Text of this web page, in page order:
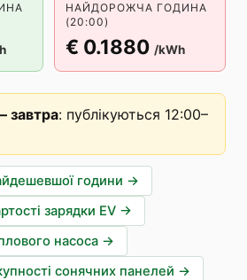
НАЙДОРОЖЧА ГОДИНА
(20:00)
€ 0.1880 /kWh
завтра: публікуються 12:00–
години →
зарядки EV →
насоса →
сонячних панелей →